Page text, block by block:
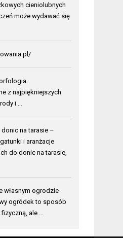
cieniolubnych
może wydawać się
z najpiękniejszych
i …
na tarasie –
i aranżacje
do donic na tarasie,
własnym ogrodzie
ogródek to sposób
ale …